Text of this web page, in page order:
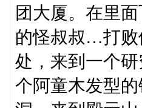
团大厦。在里
的怪叔叔…打败
处，来到一个
个阿童木发型